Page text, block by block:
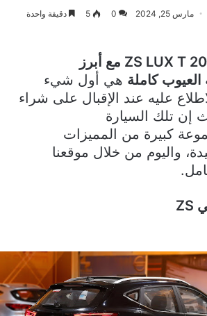
مارس 25, 2024 0
5 دقيقة واحدة
ZS LUX T مع أبرز
العيوب كاملة هي أول شيء
عليه عند الإقبال على شراء
إن تلك السيارة
كبيرة من المميزات
واليوم من خلال موقعنا
ZS